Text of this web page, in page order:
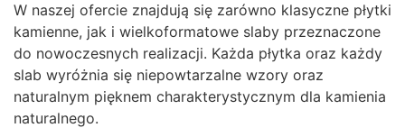
W naszej ofercie znajdują się zarówno klasyczne płytki
kamienne, jak i wielkoformatowe slaby przeznaczone
do nowoczesnych realizacji. Każda płytka oraz każdy
slab wyróżnia się niepowtarzalne wzory oraz
naturalnym pięknem charakterystycznym dla kamienia
naturalnego.